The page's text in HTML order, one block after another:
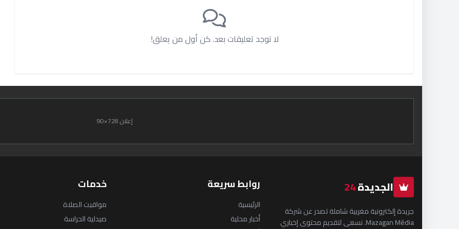
لا توجد تعليقات بعد. كن أول من يعلق!
إعلان 728×90
الجديدة24
جريدة إلكترونية مغربية شاملة تصدر عن شركة
Mazagan Média. نسعى لتقديم محتوى إخباري
روابط سريعة
الرئيسية
أخبار محلية
خدمات
مواقيت الصلاة
صيدلية الحراسة